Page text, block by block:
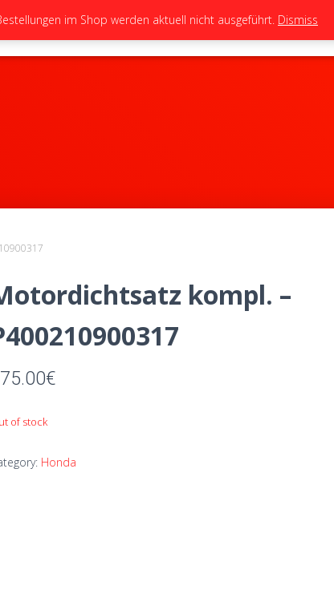
GALERIE TEAM TUNING BIKES
kompl. –
€
of stock
Honda
im Shop werden aktuell nicht ausgeführt. Dismiss